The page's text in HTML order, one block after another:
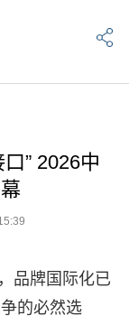
” 2026中
品牌国际化已
的必然选